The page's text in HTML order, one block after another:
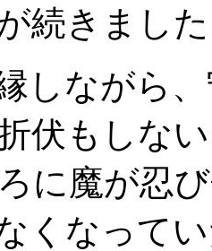
続きまし
しながら
伏もしな
に魔が忍
くなって